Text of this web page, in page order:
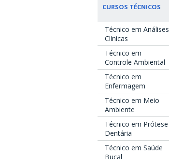
CURSOS TÉCNICOS
Técnico em Análises
Clínicas
Técnico em
Controle Ambiental
Técnico em
Enfermagem
Técnico em Meio
Ambiente
Técnico em Prótese
Dentária
Técnico em Saúde
Bucal